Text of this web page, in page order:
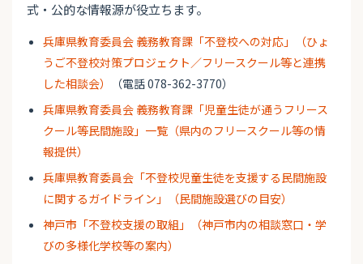
式・公的な情報源が役立ちます。
兵庫県教育委員会 義務教育課「不登校への対応」（ひょ
うご不登校対策プロジェクト／フリースクール等と連携
した相談会）
（電話 078-362-3770）
兵庫県教育委員会 義務教育課「児童生徒が通うフリース
クール等民間施設」一覧（県内のフリースクール等の情
報提供）
兵庫県教育委員会「不登校児童生徒を支援する民間施設
に関するガイドライン」（民間施設選びの目安）
神戸市「不登校支援の取組」（神戸市内の相談窓口・学
びの多様化学校等の案内）